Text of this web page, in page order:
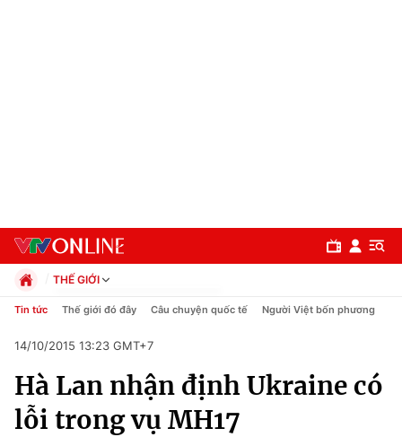
Chuyên mục
Chính trị
THẾ GIỚI
Chính trị
Pháp luật
Kinh tế
Thể thao
Truyền hình
Tin tức Thế giới đó đây Câu chuyện quốc tế Người Việt bốn phương
14/10/2015 13:23 GMT+7
Hà Lan nhận định Ukraine có
lỗi trong vụ MH17